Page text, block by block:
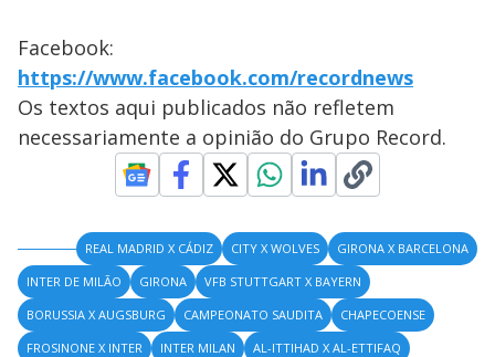
Facebook:
https://www.facebook.com/recordnews
Os textos aqui publicados não refletem
necessariamente a opinião do Grupo Record.
REAL MADRID X CÁDIZ CITY X WOLVES
GIRONA X BARCELONA
INTER DE MILÃO
GIRONA
VFB STUTTGART X BAYERN
BORUSSIA X AUGSBURG
CAMPEONATO SAUDITA
CHAPECOENSE
FROSINONE X INTER
INTER MILAN
AL-ITTIHAD X AL-ETTIFAQ